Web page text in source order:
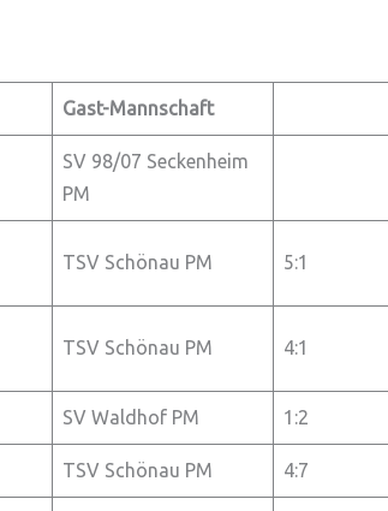
Gast-Mannschaft
SV 98/07 Seckenheim
PM
TSV Schönau PM 5:1
TSV Schönau PM 4:1
SV Waldhof PM 1:2
TSV Schönau PM 4:7